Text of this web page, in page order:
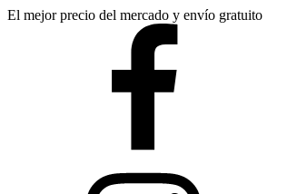
El mejor precio del mercado y envío gratuito